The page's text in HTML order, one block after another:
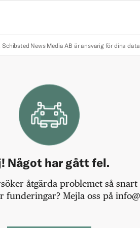
Schibsted News Media AB är ansvarig för dina
Något har gått fel.
åtgärda problemet så
funderingar? Mejla oss på